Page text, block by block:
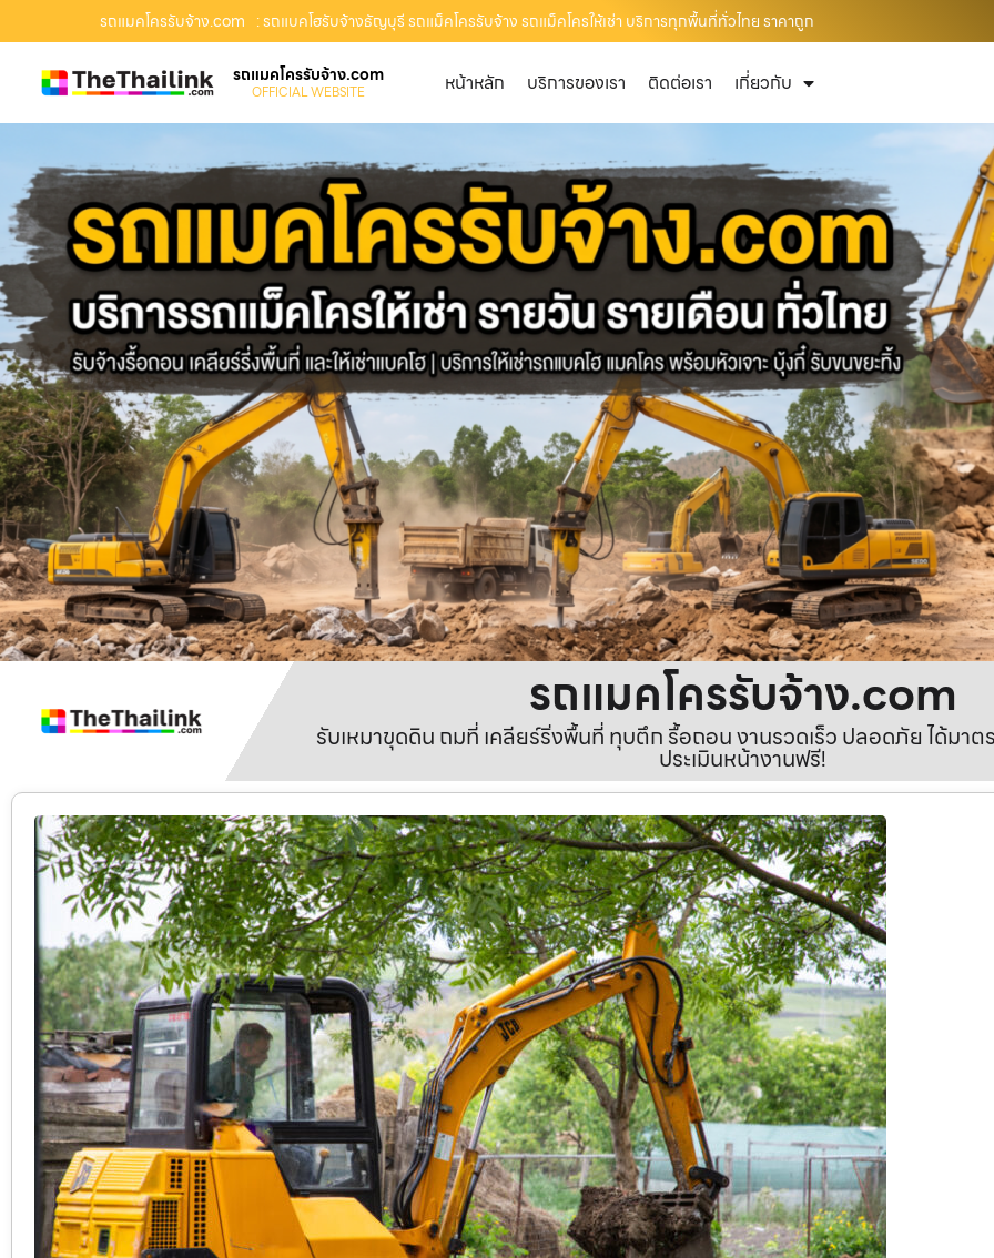
รถแมคโครรับจ้าง.com : รถแบคโฮรับจ้างธัญบุรี รถแม็คโครรับจ้าง รถแม็คโครให้เช่า บริการทุกพื้นที่ทั่วไทย ราคาถูก
รถแมคโครรับจ้าง.com
OFFICIAL WEBSITE หน้าหลัก บริการของเรา ติดต่อเรา เกี่ยวกับ
รถแมคโครรับจ้าง.com
รับเหมาขุดดิน ถมที่ เคลียร์ริ่งพื้นที่ ทุบตึก รื้อถอน งานรวดเร็ว ปลอดภัย ได้มาต
ประเมินหน้างานฟรี!